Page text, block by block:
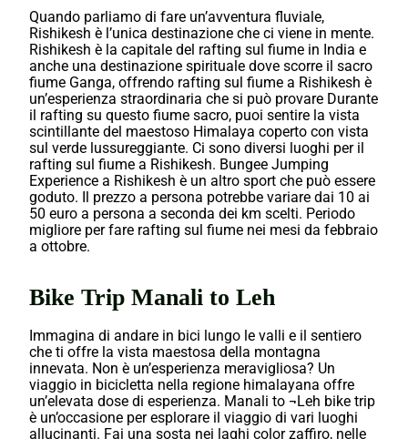
Quando parliamo di fare un’avventura fluviale,
Rishikesh è l’unica destinazione che ci viene in mente.
Rishikesh è la capitale del rafting sul fiume in India e
anche una destinazione spirituale dove scorre il sacro
fiume Ganga, offrendo rafting sul fiume a Rishikesh è
un’esperienza straordinaria che si può provare Durante
il rafting su questo fiume sacro, puoi sentire la vista
scintillante del maestoso Himalaya coperto con vista
sul verde lussureggiante. Ci sono diversi luoghi per il
rafting sul fiume a Rishikesh. Bungee Jumping
Experience a Rishikesh è un altro sport che può essere
goduto. Il prezzo a persona potrebbe variare dai 10 ai
50 euro a persona a seconda dei km scelti. Periodo
migliore per fare rafting sul fiume nei mesi da febbraio
a ottobre.
Bike Trip Manali to Leh
Immagina di andare in bici lungo le valli e il sentiero
che ti offre la vista maestosa della montagna
innevata. Non è un’esperienza meravigliosa? Un
viaggio in bicicletta nella regione himalayana offre
un’elevata dose di esperienza. Manali to ¬Leh bike trip
è un’occasione per esplorare il viaggio di vari luoghi
allucinanti. Fai una sosta nei laghi color zaffiro, nelle